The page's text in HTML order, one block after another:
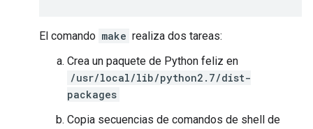
El comando make realiza dos tareas:
Crea un paquete de Python feliz en
/usr/local/lib/python2.7/dist-
packages
Copia secuencias de comandos de shell de